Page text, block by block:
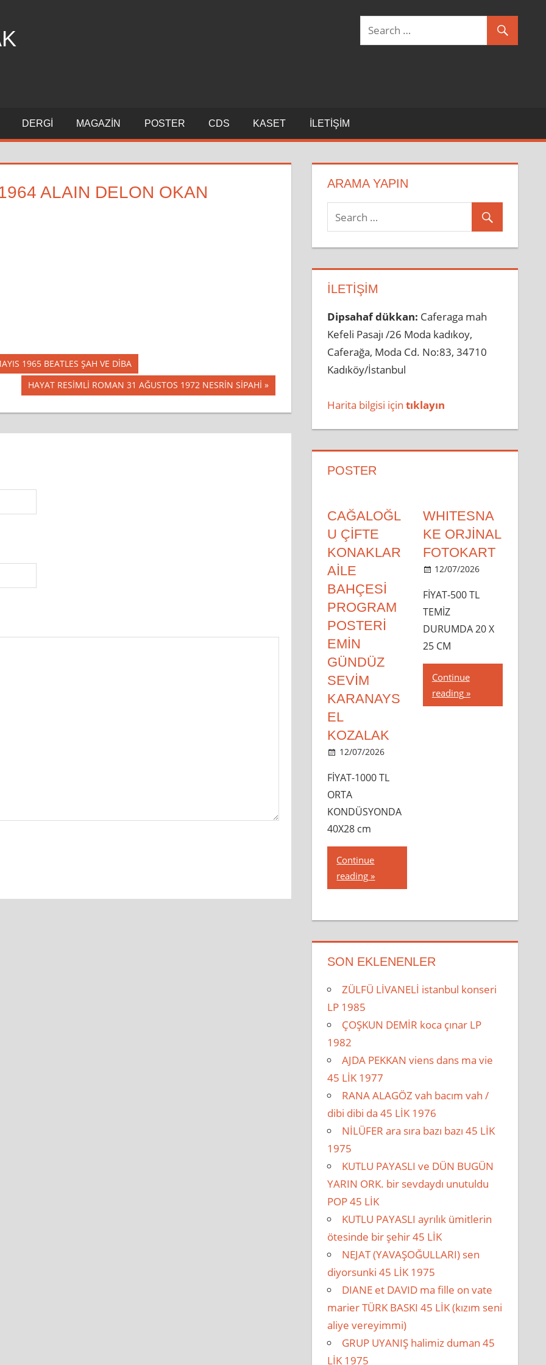
DERGI MAGAZIN POSTER CDS KASET İLETIŞIM
ALAIN DELON OKAN
1965 BEATLES ŞAH VE DİBA
Next
Post:
HAYAT RESİMLİ ROMAN 31 AĞUSTOS 1972 NESRİN SİPAHİ
ARAMA YAPIN
İLETIŞIM
Dipsahaf dükkan: Caferaga mah
Kefeli Pasajı /26 Moda kadıkoy,
Caferağa, Moda Cd. No:83, 34710
Kadıköy/İstanbul
Harita bilgisi içintıklayın
POSTER
CAĞALOĞL
U ÇİFTE
KONAKLAR
AİLE
BAHÇESİ
PROGRAM
POSTERİ
EMİN
GÜNDÜZ
SEVİM
KARANAYS
EL
KOZALAK
12/07/2026
FİYAT-1000 TL
ORTA
KONDÜSYONDA
40X28 cm
Continue
reading
WHITESNA
KE ORJİNAL
FOTOKART
12/07/2026
FİYAT-500 TL
TEMİZ
DURUMDA 20 X
25 CM
Continue
reading
SON EKLENENLER
ZÜLFÜ LİVANELİ istanbul konseri
LP 1985
ÇOŞKUN DEMİR koca çınar LP
1982
AJDA PEKKAN viens dans ma vie
45 LİK 1977
RANA ALAGÖZ vah bacım vah /
dibi dibi da 45 LİK 1976
NİLÜFER ara sıra bazı bazı 45 LİK
1975
KUTLU PAYASLI ve DÜN BUGÜN
YARIN ORK. bir sevdaydı unutuldu
POP 45 LİK
KUTLU PAYASLI ayrılık ümitlerin
ötesinde bir şehir 45 LİK
NEJAT (YAVAŞOĞULLARI) sen
diyorsunki 45 LİK 1975
DIANE et DAVID ma fille on vate
marier TÜRK BASKI 45 LİK (kızım seni
aliye vereyimmi)
GRUP UYANIŞ halimiz duman 45
LİK 1975